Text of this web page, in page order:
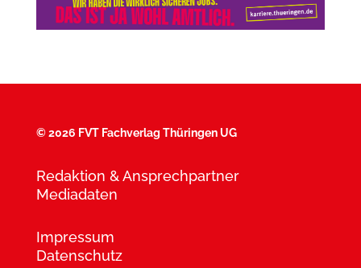
©2026 FVT Fachverlag Thüringen UG
Redaktion & Ansprechpartner
Mediadaten
Impressum
Datenschutz